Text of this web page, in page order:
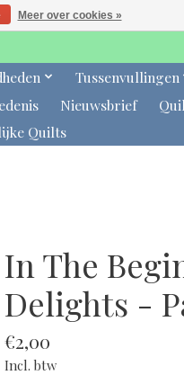
Tussenvullingen
Nieuwsbrief
Quilts
In The
Delights -
€2,00
Incl. btw
Meer over cookies »